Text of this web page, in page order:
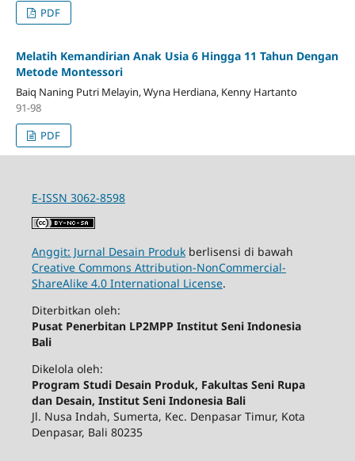
PDF
Melatih Kemandirian Anak Usia 6 Hingga 11 Tahun Dengan
Metode Montessori
Baiq Naning Putri Melayin, Wyna Herdiana, Kenny Hartanto
91-98
PDF
E-ISSN 3062-8598
Anggit: Jurnal Desain Produkberlisensi di bawah
Creative Commons Attribution-NonCommercial-
ShareAlike 4.0 International License.
Diterbitkan oleh:
Pusat Penerbitan LP2MPP Institut Seni Indonesia
Bali
Dikelola oleh:
Program Studi Desain Produk, Fakultas Seni Rupa
dan Desain, Institut Seni Indonesia Bali
Jl. Nusa Indah, Sumerta, Kec. Denpasar Timur, Kota
Denpasar, Bali 80235